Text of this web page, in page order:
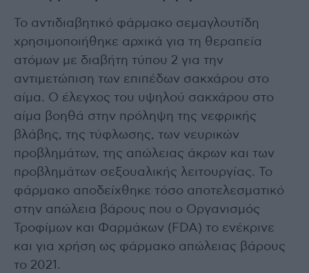
Το αντιδιαβητικό φάρμακο σεμαγλουτίδη
χρησιμοποιήθηκε αρχικά για τη θεραπεία
ατόμων με διαβήτη τύπου 2 για την
αντιμετώπιση των επιπέδων σακχάρου στο
αίμα. Ο έλεγχος του υψηλού σακχάρου στο
αίμα βοηθά στην πρόληψη της νεφρικής
βλάβης, της τύφλωσης, των νευρικών
προβλημάτων, της απώλειας άκρων και των
προβλημάτων σεξουαλικής λειτουργίας. Το
φάρμακο αποδείχθηκε τόσο αποτελεσματικό
στην απώλεια βάρους που ο Οργανισμός
Τροφίμων και Φαρμάκων (FDA) το ενέκρινε
και για χρήση ως φάρμακο απώλειας βάρους
το 2021.